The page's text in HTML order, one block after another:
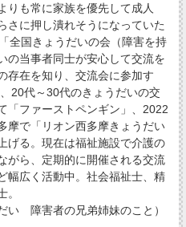
りも常に家族を優先して成人
さに押し潰れそうになっていた
全国きょうだいの会（障害を持
の当事者同士が安心して交流を
存在を知り、交流会に参加す
20代～30代のきょうだいの交
「ファーストペンギン」、2022
摩で「リオン西多摩きょうだい
げる。現在は福祉施設で介護の
がら、定期的に開催される交流
幅広く活動中。社会福祉士、精
。
い 障害者の兄弟姉妹のこと）